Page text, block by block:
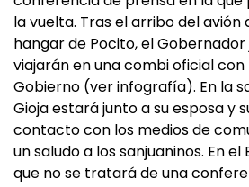
la vuelta. Tras el arribo del avión
hangar de Pocito, el
viajarán en una combi oficial
Gobierno (ver infografía). En la
Gioja estará junto a su esposa y
contacto con los medios de
un saludo a los sanjuaninos. En
que no se tratará de una